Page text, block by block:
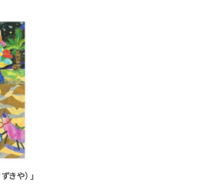
きや）」